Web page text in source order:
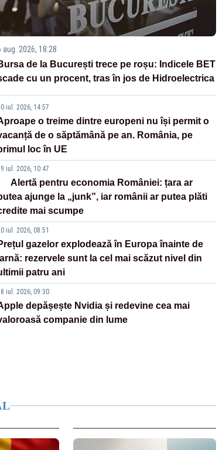
aug. 2026, 18:28
de la București trece pe roșu: Indicele BET
cu un procent, tras în jos de Hidroelectrica
iul. 2026, 14:57
o treime dintre europeni nu își permit o
de o săptămână pe an. România, pe
loc în UE
iul. 2026, 10:47
Alertă pentru economia României: țara ar
ajunge la „junk”, iar românii ar putea plăti
mai scumpe
iul. 2026, 08:51
gazelor explodează în Europa înainte de
rezervele sunt la cel mai scăzut nivel din
patru ani
iul. 2026, 09:30
depășește Nvidia și redevine cea mai
companie din lume